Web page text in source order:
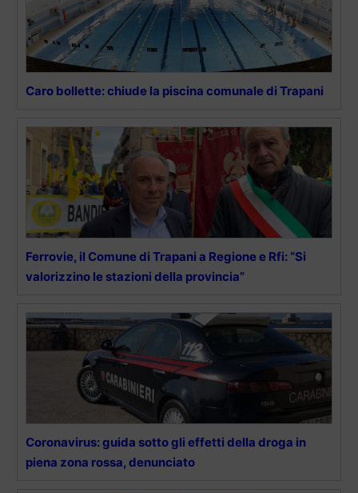
Caro bollette: chiude la piscina comunale di Trapani
Ferrovie, il Comune di Trapani a Regione e Rfi: “Si
valorizzino le stazioni della provincia”
Coronavirus: guida sotto gli effetti della droga in
piena zona rossa, denunciato